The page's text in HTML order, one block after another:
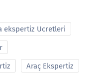
ekspertiz Ucretleri
Araç Ekspertiz